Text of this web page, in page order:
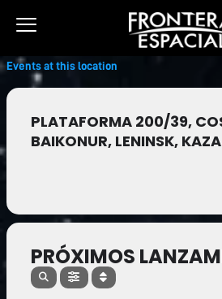
Events at this location
PLATAFORMA 200/39,
BAIKONUR, LENINSK,
PRÓXIMOS